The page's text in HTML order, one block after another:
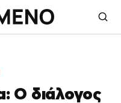
Ο διάλογος